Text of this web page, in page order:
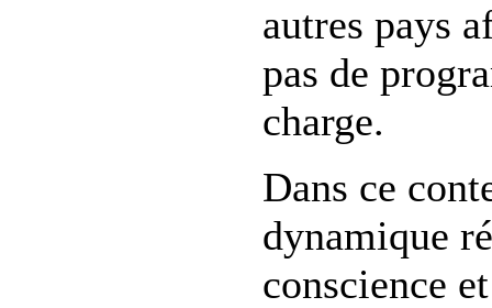
autres pays
pas de
charge.
Dans ce
dynamique
conscience